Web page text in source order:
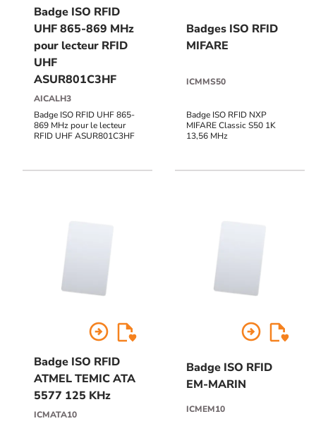
Badge ISO RFID
UHF 865-869 MHz
pour lecteur RFID
UHF
ASUR801C3HF
AICALH3
Badge ISO RFID UHF 865-
869 MHz pour le lecteur
RFID UHF ASUR801C3HF
Badges ISO RFID
MIFARE
ICMMS50
Badge ISO RFID NXP
MIFARE Classic S50 1K
13,56 MHz
arrow_circle_right
Badge ISO RFID
ATMEL TEMIC ATA
5577 125 KHz
ICMATA10
arrow_circle_right
Badge ISO RFID
EM-MARIN
ICMEM10